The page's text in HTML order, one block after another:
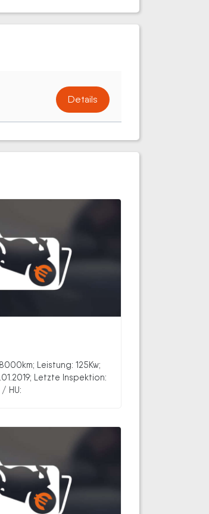
Details
Leistung: 125Kw;
Letzte Inspektion:
HU: